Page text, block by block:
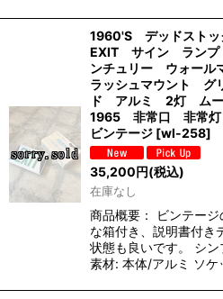
1960'S デッドスト
EXIT サイン ランプ
ンチュリー ウォール
ラッシュマウント グ
ド アルミ 2灯 ムー
1965 非常口 非常
ビンテージ [wl-258]
35,200 円(税込)
在庫なし
商品概要： ビンテー
な箱付き、説明書付き
状態も良いです。 シン
素材: 本体/アルミ ソ